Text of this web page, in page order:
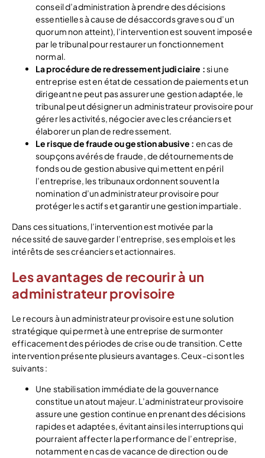
conseil d’administration à prendre des décisions
essentielles à cause de désaccords graves ou d’un
quorum non atteint), l’intervention est souvent imposée
par le tribunal pour restaurer un fonctionnement
normal.
La procédure de redressement judiciaire :si une
entreprise est en état de cessation de paiements et un
dirigeant ne peut pas assurer une gestion adaptée, le
tribunal peut désigner un administrateur provisoire pour
gérer les activités, négocier avec les créanciers et
élaborer un plan de redressement.
Le risque de fraude ou gestion abusive : en cas de
soupçons avérés de fraude, de détournements de
fonds ou de gestion abusive qui mettent en péril
l’entreprise, les tribunaux ordonnent souvent la
nomination d’un administrateur provisoire pour
protéger les actifs et garantir une gestion impartiale.
Dans ces situations, l’intervention est motivée par la
nécessité de sauvegarder l’entreprise, ses emplois et les
intérêts de ses créanciers et actionnaires.
Les avantages de recourir à un
administrateur provisoire
Le recours à un administrateur provisoire est une solution
stratégique qui permet à une entreprise de surmonter
efficacement des périodes de crise ou de transition. Cette
intervention présente plusieurs avantages. Ceux-ci sont les
suivants :
Une stabilisation immédiate de la gouvernance
constitue un atout majeur. L’administrateur provisoire
assure une gestion continue en prenant des décisions
rapides et adaptées, évitant ainsi les interruptions qui
pourraient affecter la performance de l’entreprise,
notamment en cas de vacance de direction ou de